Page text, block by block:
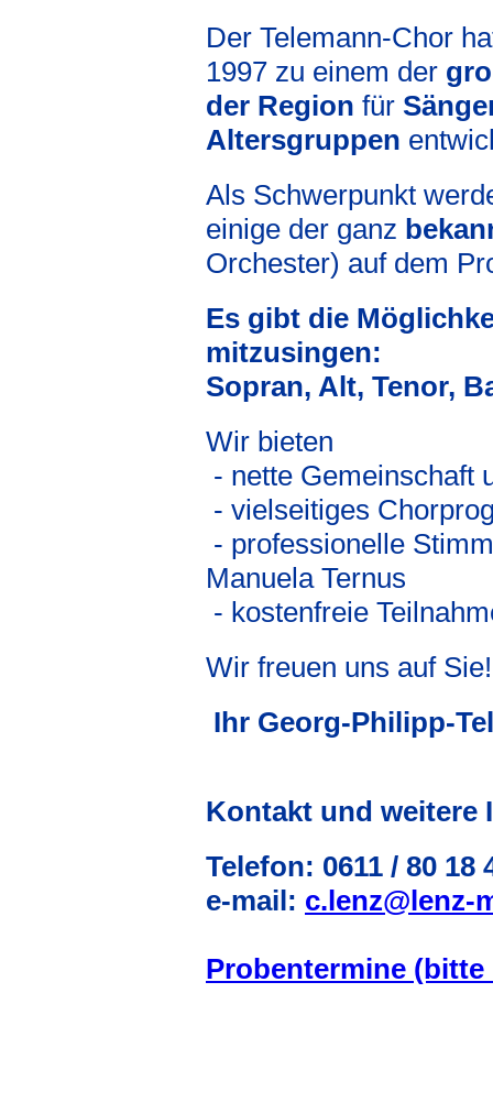
Der Telemann-Chor
1997 zu einem der
der Region für
Altersgruppen
Als Schwerpunkt
einige der ganz
Orchester) auf dem
Es gibt die
mitzusingen:
Sopran, Alt, Tenor,
Wir bieten
- nette Gemeinschaft
- vielseitiges
- professionelle
Manuela Ternus
- kostenfreie
Wir freuen uns auf Sie!
Ihr Georg-Philipp-
Kontakt und weitere
Telefon: 0611 / 80 18
e-mail: c.lenz@lenz-
Probentermine